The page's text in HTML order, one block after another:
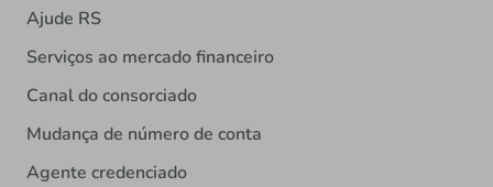
Ajude RS
Serviços ao mercado financeiro
Canal do consorciado
Mudança de número de conta
Agente credenciado